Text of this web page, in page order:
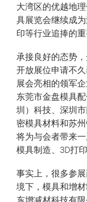
大湾区的优越地
具展览会继续成
印等行业追捧的重
承接良好的态势
开放展位申请不
展会亮相的领军
东莞市金盘模具
圳）科技、深圳
密模具材料和苏
将为与会者带来
模具制造、3D打
事实上，很多参
境下，模具和增